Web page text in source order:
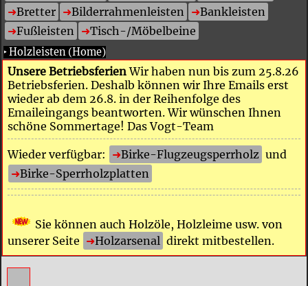
Bretter
Bilderrahmenleisten
Bankleisten
Fußleisten
Tisch-/Möbelbeine
‣Holzleisten (Home)
Unsere BetriebsferienWir haben nun bis zum 25.8.26
Betriebsferien. Deshalb können wir Ihre Emails erst
wieder ab dem 26.8. in der Reihenfolge des
Emaileingangs beantworten. Wir wünschen Ihnen
schöne Sommertage! Das Vogt-Team
Wieder verfügbar: Birke-Flugzeugsperrholz und
Birke-Sperrholzplatten
Sie können auch Holzöle, Holzleime usw. von
unserer Seite
Holzarsenal direkt mitbestellen.